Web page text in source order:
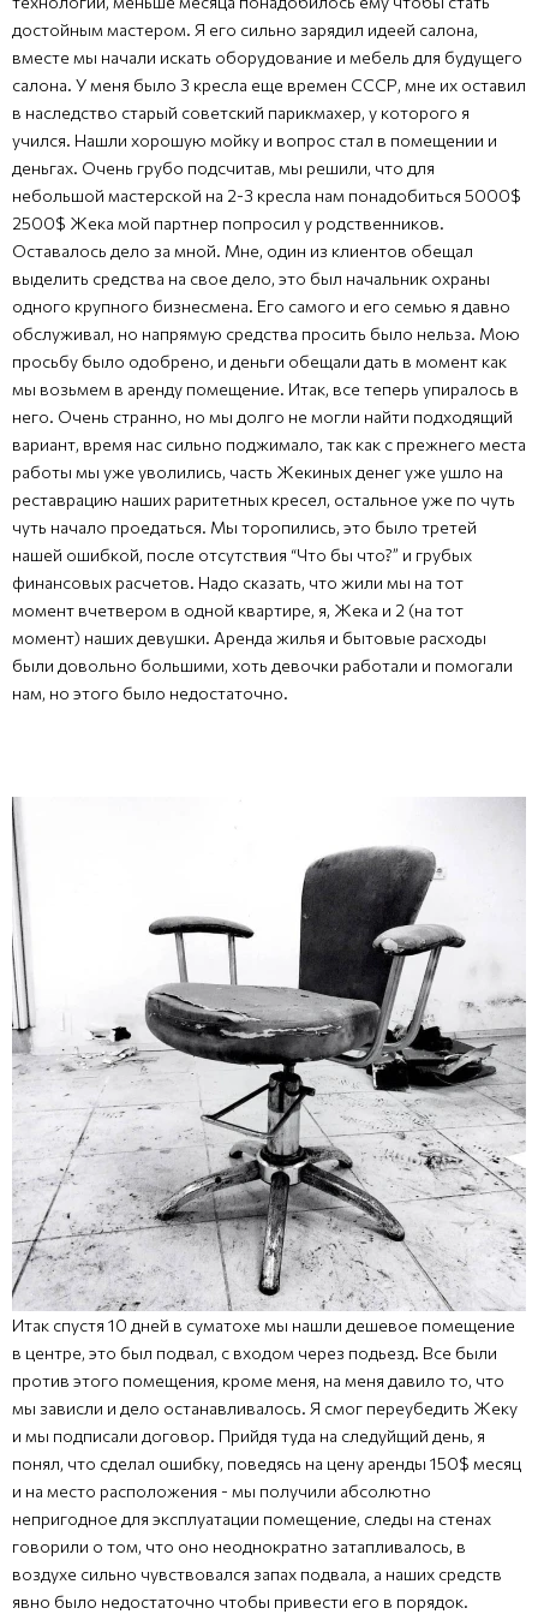
достойным мастером. Я его сильно зарядил идеей салона,
вместе мы начали искать оборудование и мебель для будущего
салона. У меня было 3 кресла еще времен СССР, мне их оставил
в наследство старый советский парикмахер, у которого я
учился. Нашли хорошую мойку и вопрос стал в помещении и
деньгах. Очень грубо подсчитав, мы решили, что для
небольшой мастерской на 2-3 кресла нам понадобиться 5000$
2500$ Жека мой партнер попросил у родственников.
Оставалось дело за мной. Мне, один из клиентов обещал
выделить средства на свое дело, это был начальник охраны
одного крупного бизнесмена. Его самого и его семью я давно
обслуживал, но напрямую средства просить было нельза. Мою
просьбу было одобрено, и деньги обещали дать в момент как
мы возьмем в аренду помещение. Итак, все теперь упиралось в
него. Очень странно, но мы долго не могли найти подходящий
вариант, время нас сильно поджимало, так как с прежнего места
работы мы уже уволились, часть Жекиных денег уже ушло на
реставрацию наших раритетных кресел, остальное уже по чуть
чуть начало проедаться. Мы торопились, это было третей
нашей ошибкой, после отсутствия “Что бы что?” и грубых
финансовых расчетов. Надо сказать, что жили мы на тот
момент вчетвером в одной квартире, я, Жека и 2 (на тот
момент) наших девушки. Аренда жилья и бытовые расходы
были довольно большими, хоть девочки работали и помогали
нам, но этого было недостаточно.
Итак спустя 10 дней в суматохе мы нашли дешевое помещение
в центре, это был подвал, с входом через подьезд. Все были
против этого помещения, кроме меня, на меня давило то, что
мы зависли и дело останавливалось. Я смог переубедить Жеку
и мы подписали договор. Прийдя туда на следуйщий день, я
понял, что сделал ошибку, поведясь на цену аренды 150$ месяц
и на место расположения - мы получили абсолютно
непригодное для эксплуатации помещение, следы на стенах
говорили о том, что оно неоднократно затапливалось, в
воздухе сильно чувствовался запах подвала, а наших средств
явно было недостаточно чтобы привести его в порядок.